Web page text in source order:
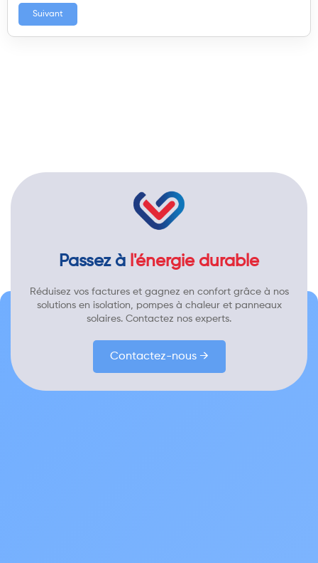
Suivant
Passez à l'énergie durable
Réduisez vos factures et gagnez en confort grâce à nos
solutions en isolation, pompes à chaleur et panneaux
solaires. Contactez nos experts.
Contactez-nous →